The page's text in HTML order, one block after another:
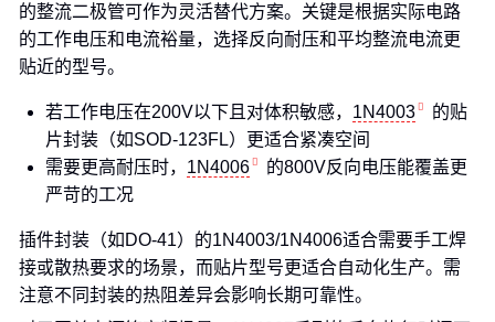
的整流二极管可作为灵活替代方案。关键是根据实际电路
的工作电压和电流裕量，选择反向耐压和平均整流电流更
贴近的型号。
若工作电压在200V以下且对体积敏感， 1N4003
的贴
片封装（如SOD-123FL）更适合紧凑空间
需要更高耐压时， 1N4006
的800V反向电压能覆盖更
严苛的工况
插件封装（如DO-41）的1N4003/1N4006适合需要手工焊
接或散热要求的场景，而贴片型号更适合自动化生产。需
注意不同封装的热阻差异会影响长期可靠性。